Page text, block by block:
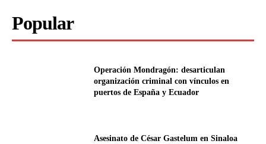
Popular
Operación Mondragón: desarticulan
organización criminal con vínculos en
puertos de España y Ecuador
Asesinato de César Gastelum en Sinaloa